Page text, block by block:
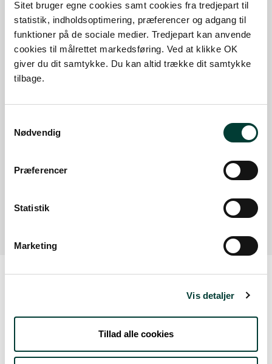
Sitet bruger egne cookies samt cookies fra tredjepart til
statistik, indholdsoptimering, præferencer og adgang til
funktioner på de sociale medier. Tredjepart kan anvende
cookies til målrettet markedsføring. Ved at klikke OK
giver du dit samtykke. Du kan altid trække dit samtykke
tilbage.
Nødvendig
Præferencer
Statistik
Marketing
Vis detaljer
Tillad alle cookies
Sådan kommer du dertil
Parkering
Lyby Strand
Læs mere